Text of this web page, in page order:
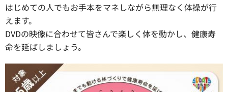
はじめての人でもお手本をマネしながら無理なく体操が行
えます。
DVDの映像に合わせて皆さんで楽しく体を動かし、健康寿
命を延ばしましょう。